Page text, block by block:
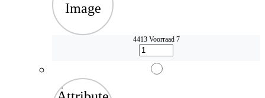
4413 Voorraad 7